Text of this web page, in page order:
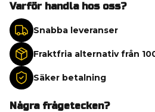
Varför handla hos oss?
Snabba leveranser
Fraktfria alternativ från
Säker betalning
Några frågetecken?